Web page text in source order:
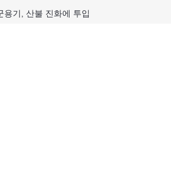
용기, 산불 진화에 투입